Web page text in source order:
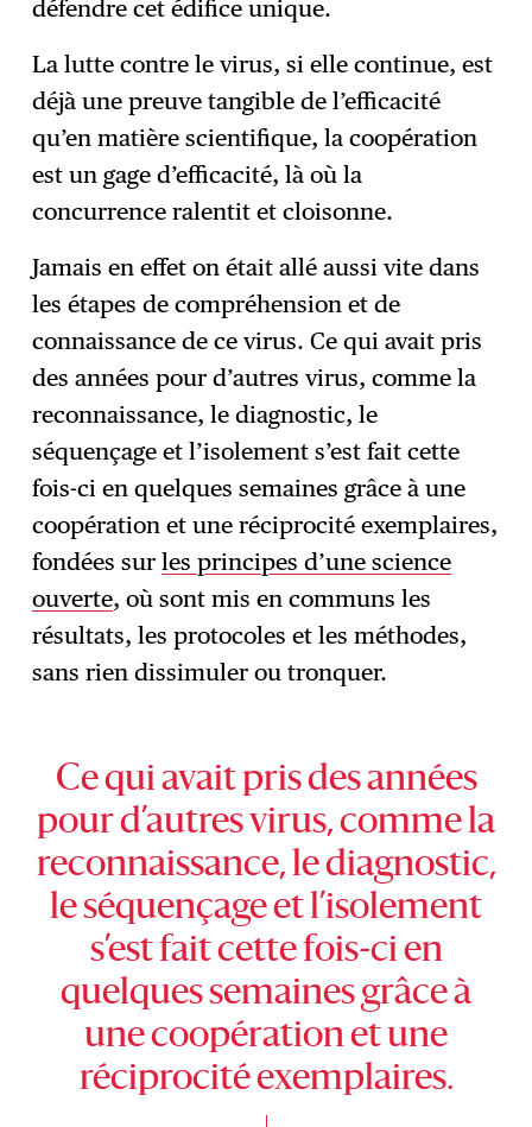
défendre cet édifice unique.
La lutte contre le virus, si elle continue, est
déjà une preuve tangible de l’efficacité
qu’en matière scientifique, la coopération
est un gage d’efficacité, là où la
concurrence ralentit et cloisonne.
Jamais en effet on était allé aussi vite dans
les étapes de compréhension et de
connaissance de ce virus. Ce qui avait pris
des années pour d’autres virus, comme la
reconnaissance, le diagnostic, le
séquençage et l’isolement s’est fait cette
fois-ci en quelques semaines grâce à une
coopération et une réciprocité exemplaires,
fondées surles principes d’une science
ouverte, où sont mis en communs les
résultats, les protocoles et les méthodes,
sans rien dissimuler ou tronquer.
Ce qui avait pris des années
pour d’autres virus, comme la
reconnaissance, le diagnostic,
le séquençage et l’isolement
s’est fait cette fois-ci en
quelques semaines grâce à
une coopération et une
réciprocité exemplaires.